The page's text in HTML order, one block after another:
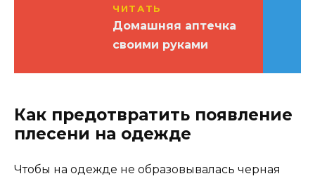
ЧИТАТЬ
Домашняя аптечка
своими руками
Как предотвратить появление
плесени на одежде
Чтобы на одежде не образовывалась черная